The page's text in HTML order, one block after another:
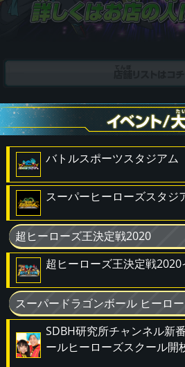
バトルスポーツスタジアム
スーパーヒーローズスタジ
超ヒーローズ王決定戦2020
超ヒーローズ王決定戦2020
スーパードラゴンボール ヒーロ
SDBH研究所チャンネル新
ールヒーローズスクール開